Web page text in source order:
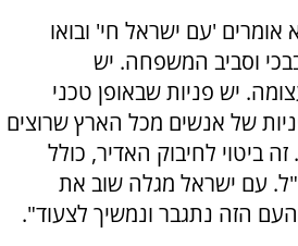
'עם ישראל חי' ובואו
וסביב המשפחה. יש
יש פניות שבאופן טכני
של אנשים מכל הארץ שרוצים
ביטוי לחיבוק האדיר, כולל
עם ישראל מגלה שוב את
העם הזה נתגבר ונמשיך לצעוד".